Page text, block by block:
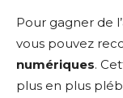
Pour gagner de
vous pouvez
numériques.
plus en plus